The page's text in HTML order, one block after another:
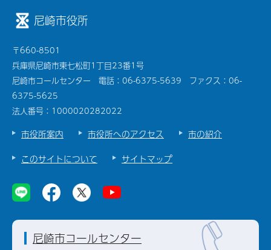
尼崎市役所
〒660-8501
兵庫県尼崎市東七松町1丁目23番1号
尼崎市コールセンター 電話：06-6375-5639 ファクス：06-
6375-5625
法人番号：1000020282022
市役所案内 市役所へのアクセス
市の紹介
このサイトについて
サイトマップ
尼崎市コールセンター